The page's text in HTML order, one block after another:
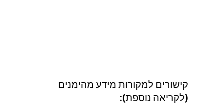
קישורים למקורות מידע מהימנים
(לקריאה נוספת):